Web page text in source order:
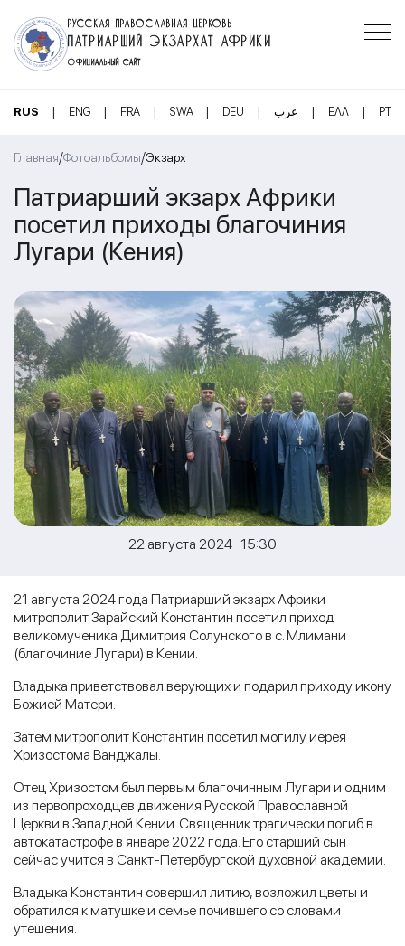
РУССКАЯ ПРАВОСЛАВНАЯ ЦЕРКОВЬ
ПАТРИАРШИЙ ЭКЗАРХАТ АФРИКИ
ОФИЦИАЛЬНЫЙ САЙТ
RUS | ENG | FRA | SWA | DEU | عرب | ΕΛΛ | PT
Главная/Фотоальбомы/Экзарх
Патриарший экзарх Африки
посетил приходы благочиния
Лугари (Кения)
22 августа 2024 15:30
21 августа 2024 года Патриарший экзарх Африки
митрополит Зарайский Константин посетил приход
великомученика Димитрия Солунского в с. Млимани
(благочиние Лугари) в Кении.
Владыка приветствовал верующих и подарил приходу икону
Божией Матери.
Затем митрополит Константин посетил могилу иерея
Хризостома Ванджалы.
Отец Хризостом был первым благочинным Лугари и одним
из первопроходцев движения Русской Православной
Церкви в Западной Кении. Священник трагически погиб в
автокатастрофе в январе 2022 года. Его старший сын
сейчас учится в Санкт-Петербургской духовной академии.
Владыка Константин совершил литию, возложил цветы и
обратился к матушке и семье почившего со словами
утешения.